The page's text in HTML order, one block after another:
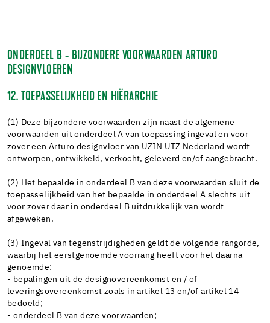
ONDERDEEL B - BIJZONDERE VOORWAARDEN ARTURO
DESIGNVLOEREN
12. TOEPASSELIJKHEID EN HIËRARCHIE
(1) Deze bijzondere voorwaarden zijn naast de algemene
voorwaarden uit onderdeel A van toepassing ingeval en voor
zover een Arturo designvloer van UZIN UTZ Nederland wordt
ontworpen, ontwikkeld, verkocht, geleverd en/of aangebracht.
(2) Het bepaalde in onderdeel B van deze voorwaarden sluit de
toepasselijkheid van het bepaalde in onderdeel A slechts uit
voor zover daar in onderdeel B uitdrukkelijk van wordt
afgeweken.
(3) Ingeval van tegenstrijdigheden geldt de volgende rangorde,
waarbij het eerstgenoemde voorrang heeft voor het daarna
genoemde:
- bepalingen uit de designovereenkomst en / of
leveringsovereenkomst zoals in artikel 13 en/of artikel 14
bedoeld;
- onderdeel B van deze voorwaarden;